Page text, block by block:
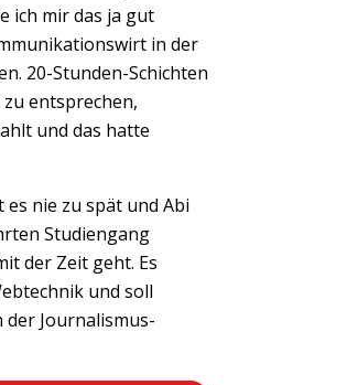
ich mir das ja gut
in der
20-Stunden-Schichten
entsprechen,
und das hatte
nie zu spät und Abi
Studiengang
der Zeit geht. Es
und soll
Journalismus-